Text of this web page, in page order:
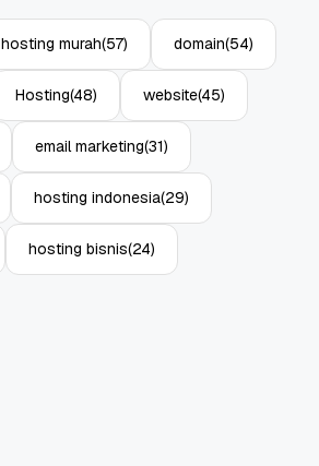
hosting murah(57) domain(54)
Hosting(48) website(45)
email marketing(31)
hosting indonesia(29)
hosting bisnis(24)